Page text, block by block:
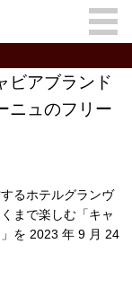
サインイン
ビアブランド
ニュのフリー
るホテルグランヴ
まで楽しむ「キャ
を 2023 年 9 月 24